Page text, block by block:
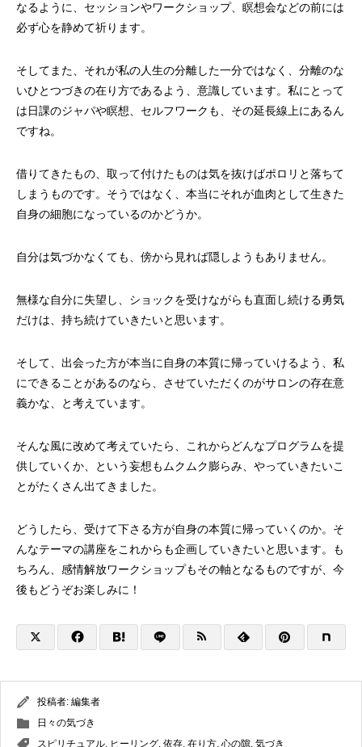
なるように、セッションやワークショップ、瞑想会などの前には
必ず心を静めて祈ります。
そしてまた、それが私の人生の分離した一分ではなく、分離のな
いひとつづきの在り方であるよう、意識しています。私にとって
は日課のジャパや瞑想、セルフワークも、その延長線上にあるん
ですね。
借りてきたもの、取って付けたものは気を抜けばポロリと落ちて
しまうものです。そうではなく、本当にそれが血肉として生きた
自身の細胞になっているのかどうか。
自分は気づかなくても、傍から見れば隠しようもありません。
無様な自分に失望し、ショックを受けながらも直面し続ける勇気
だけは、持ち続けていきたいと思います。
そして、出会った方が本当に自身の本質に帰っていけるよう、私
にできることがあるのなら、させていただくのがサロンの存在意
義かな、と考えています。
そんな風に改めて考えていたら、これからどんなプログラムを提
供していくか、という妄想もムクムク膨らみ、やっていきたいこ
とがたくさん出てきました。
どうしたら、受けて下さる方が自身の本質に帰っていくのか。そ
んなテーマの講座をこれからも企画していきたいと思います。も
ちろん、感情解放ワークショップもその軸となるものですが、今
後もどうぞお楽しみに！
投稿者: 編集者
日々の気づき
スピリチュアル, ヒーリング, 依存, 在り方, 心の隙, 気づき